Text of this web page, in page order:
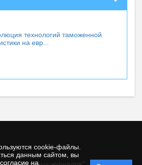
cookie-файлы.
данным сайтом, вы
на
технологий таможенной
на евр...